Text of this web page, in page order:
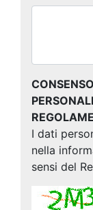
I dati
nella
sensi del